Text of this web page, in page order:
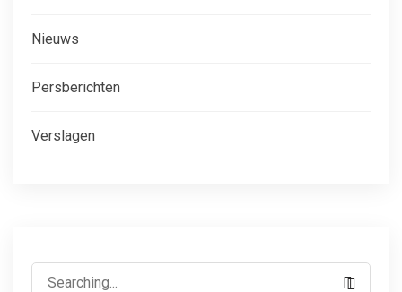
Nieuws
Persberichten
Verslagen
Search